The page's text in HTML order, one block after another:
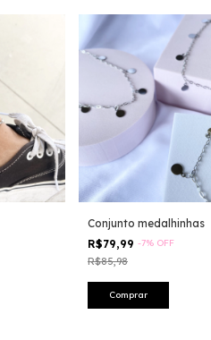
Conjunto medalhinhas
R$79,99 -7% OFF
R$85,98